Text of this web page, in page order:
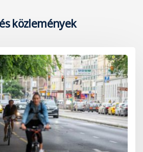
közlemények